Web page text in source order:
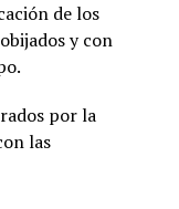
de los
y con
por la
las